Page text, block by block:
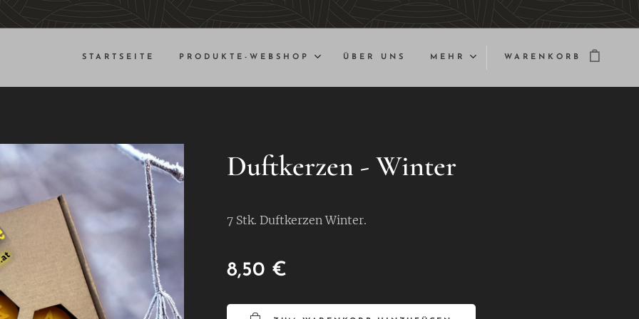
STARTSEITE PRODUKTE-WEBSHOP ÜBER UNS MEHR WARENKORB
Duftkerzen - Winter
7 Stk. Duftkerzen Winter.
8,50 €